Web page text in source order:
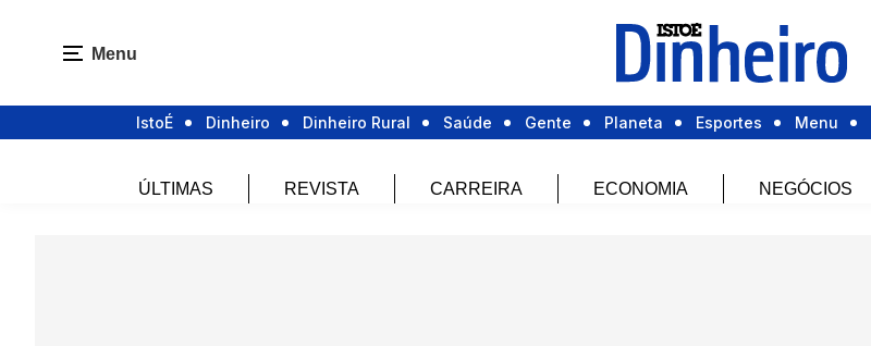
Menu
IstoÉ Dinheiro Dinheiro Rural Saúde Gente Planeta Esportes Menu
ÚLTIMAS REVISTA CARREIRA ECONOMIA NEGÓCIOS